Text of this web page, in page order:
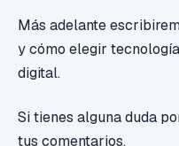
Más adelante
y cómo elegir
digital.
Si tienes alguna duda
tus comentarios.